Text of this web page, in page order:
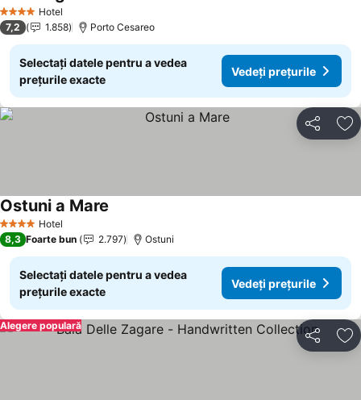
4 Stele Hotel
7,2 1.858 Porto Cesareo
Selectați datele pentru a vedea
prețurile exacte
Vedeți prețurile
Distribuiți
4 Stele Hotel
Ostuni a Mare
8,3 Foarte bun 2.797 Ostuni
Selectați datele pentru a vedea
prețurile exacte
Vedeți prețurile
Distribuiți
Alegere populară